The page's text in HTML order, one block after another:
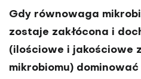
Gdy równowaga
zostaje zakłócona i
(ilościowe i jakościowe
mikrobiomu)